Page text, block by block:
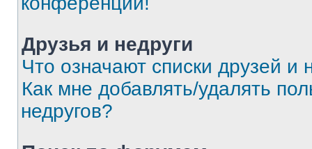
Друзья и недруги
Что означают списки друзей и
Как мне добавлять/удалять
недругов?